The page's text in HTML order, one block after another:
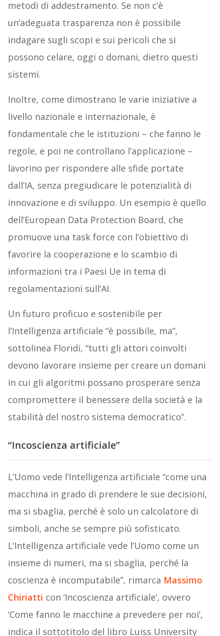
metodi di addestramento. Se non c’è
un’adeguata trasparenza non è possibile
indagare sugli scopi e sui pericoli che si
possono celare, oggi o domani, dietro questi
sistemi.
Inoltre, come dimostrano le varie iniziative a
livello nazionale e internazionale, è
fondamentale che le istituzioni – che fanno le
regole, e poi ne controllano l’applicazione –
lavorino per rispondere alle sfide portate
dall’IA, senza pregiudicare le potenzialità di
innovazione e di sviluppo. Un esempio è quello
dell’European Data Protection Board, che
promuove una task force con l’obiettivo di
favorire la cooperazione e lo scambio di
informazioni tra i Paesi Ue in tema di
regolamentazioni sull’AI.
Un futuro proficuo e sostenibile per
l’Intelligenza artificiale “è possibile, ma”,
sottolinea Floridi, “tutti gli attori coinvolti
devono lavorare insieme per creare un domani
in cui gli algoritmi possano prosperare senza
compromettere il benessere della società e la
stabilità del nostro sistema democratico”.
“Incoscienza artificiale”
L’Uomo vede l’Intelligenza artificiale “come una
macchina in grado di prendere le sue decisioni,
ma si sbaglia, perché è solo un calcolatore di
simboli, anche se sempre più sofisticato.
L’Intelligenza artificiale vede l’Uomo come un
insieme di numeri, ma si sbaglia, perché la
coscienza è incomputabile”, rimarca Massimo
Chiriatti con ‘Incoscienza artificiale’, ovvero
‘Come fanno le macchine a prevedere per noi’,
indica il sottotitolo del libro Luiss University